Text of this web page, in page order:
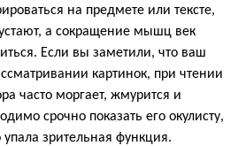
на предмете или тексте,
а сокращение мышц век
Если вы заметили, что ваш
картинок, при чтении
часто моргает, жмурится и
срочно показать его окулисту,
зрительная функция.